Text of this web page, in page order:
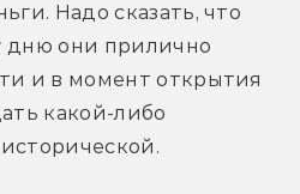
Надо сказать, что
дню они прилично
и в момент открытия
какой-либо